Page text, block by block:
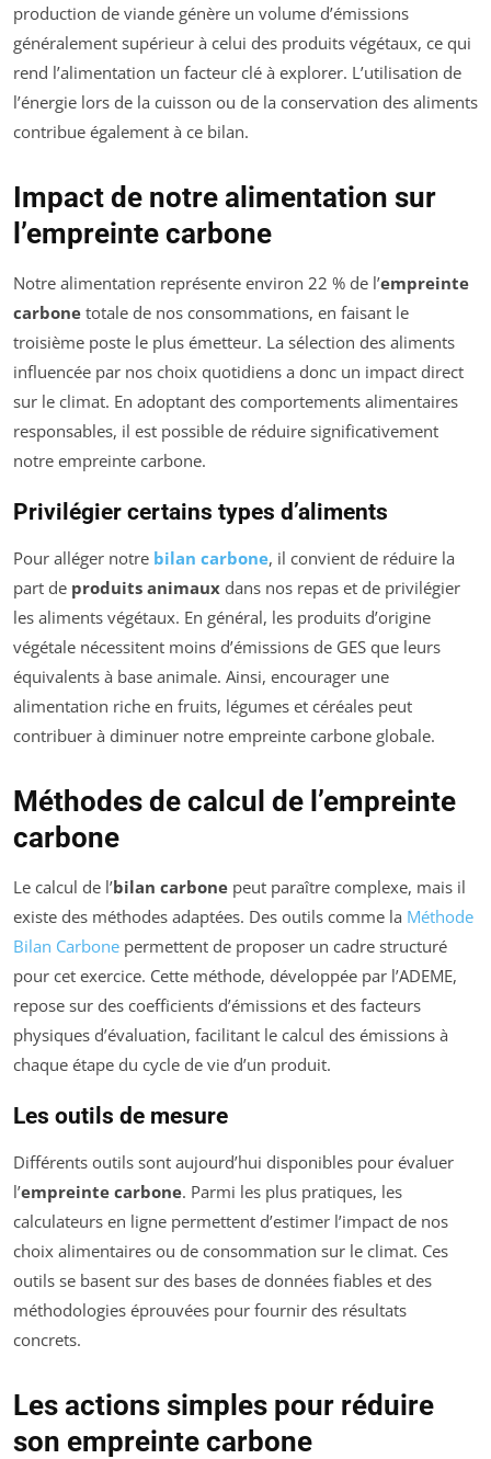
production de viande génère un volume d’émissions
généralement supérieur à celui des produits végétaux, ce qui
rend l’alimentation un facteur clé à explorer. L’utilisation de
l’énergie lors de la cuisson ou de la conservation des aliments
contribue également à ce bilan.
Impact de notre alimentation sur
l’empreinte carbone
Notre alimentation représente environ 22 % de l’empreinte
carbone totale de nos consommations, en faisant le
troisième poste le plus émetteur. La sélection des aliments
influencée par nos choix quotidiens a donc un impact direct
sur le climat. En adoptant des comportements alimentaires
responsables, il est possible de réduire significativement
notre empreinte carbone.
Privilégier certains types d’aliments
Pour alléger notre bilan carbone, il convient de réduire la
part de produits animaux dans nos repas et de privilégier
les aliments végétaux. En général, les produits d’origine
végétale nécessitent moins d’émissions de GES que leurs
équivalents à base animale. Ainsi, encourager une
alimentation riche en fruits, légumes et céréales peut
contribuer à diminuer notre empreinte carbone globale.
Méthodes de calcul de l’empreinte
carbone
Le calcul de l’bilan carbone peut paraître complexe, mais il
existe des méthodes adaptées. Des outils comme la Méthode
Bilan Carbone permettent de proposer un cadre structuré
pour cet exercice. Cette méthode, développée par l’ADEME,
repose sur des coefficients d’émissions et des facteurs
physiques d’évaluation, facilitant le calcul des émissions à
chaque étape du cycle de vie d’un produit.
Les outils de mesure
Différents outils sont aujourd’hui disponibles pour évaluer
l’empreinte carbone. Parmi les plus pratiques, les
calculateurs en ligne permettent d’estimer l’impact de nos
choix alimentaires ou de consommation sur le climat. Ces
outils se basent sur des bases de données fiables et des
méthodologies éprouvées pour fournir des résultats
concrets.
Les actions simples pour réduire
son empreinte carbone